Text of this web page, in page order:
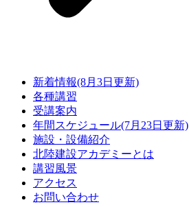
新着情報(8月3日更新)
各種講習
受講案内
年間スケジュール(7月23日更新)
施設・設備紹介
北陸建設アカデミーとは
講習風景
アクセス
お問い合わせ